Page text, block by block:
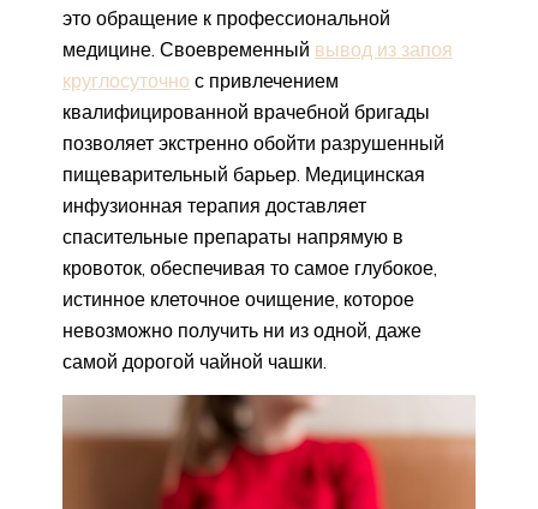
это обращение к профессиональной
медицине. Своевременный вывод из запоя
круглосуточно с привлечением
квалифицированной врачебной бригады
позволяет экстренно обойти разрушенный
пищеварительный барьер. Медицинская
инфузионная терапия доставляет
спасительные препараты напрямую в
кровоток, обеспечивая то самое глубокое,
истинное клеточное очищение, которое
невозможно получить ни из одной, даже
самой дорогой чайной чашки.